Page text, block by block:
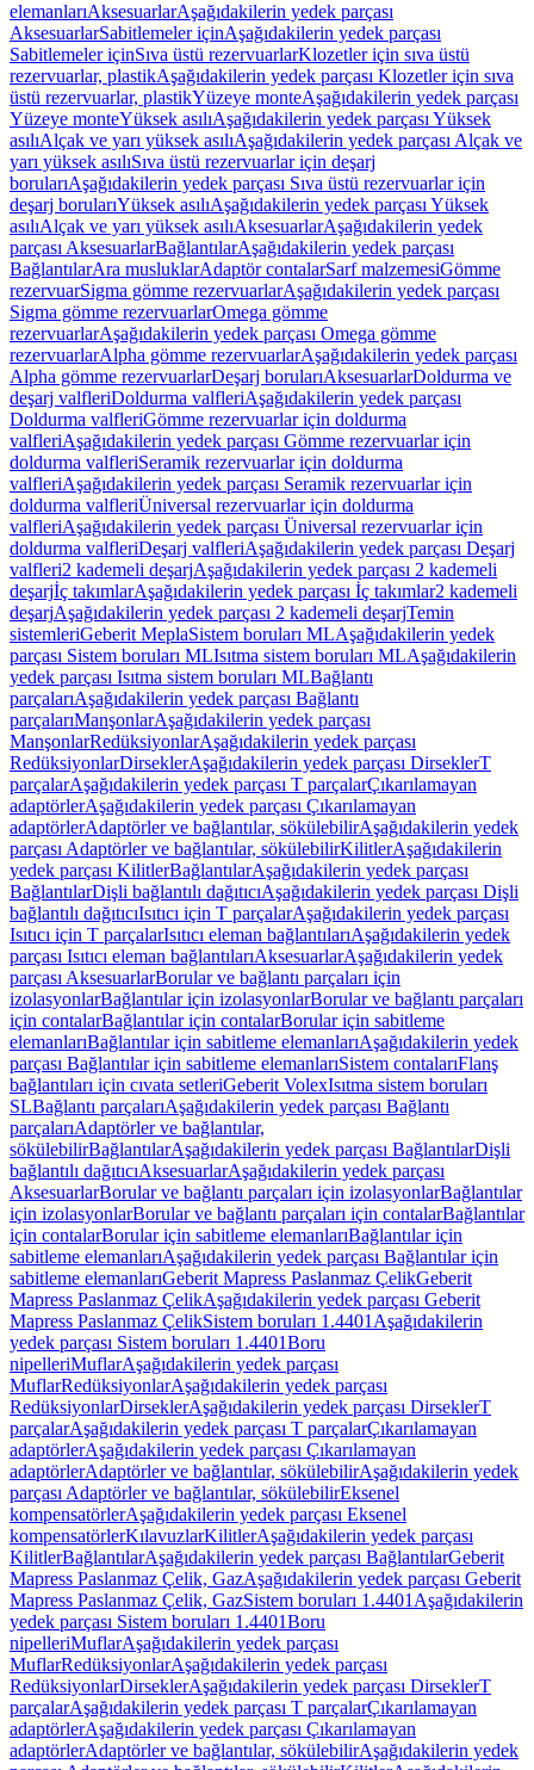
elemanlarıAksesuarlarAşağıdakilerin yedek parçası
AksesuarlarSabitlemeler içinAşağıdakilerin yedek parçası
Sabitlemeler içinSıva üstü rezervuarlarKlozetler için sıva üstü
rezervuarlar, plastikAşağıdakilerin yedek parçası Klozetler için sıva
üstü rezervuarlar, plastikYüzeye monteAşağıdakilerin yedek parçası
Yüzeye monteYüksek asılıAşağıdakilerin yedek parçası Yüksek
asılıAlçak ve yarı yüksek asılıAşağıdakilerin yedek parçası Alçak ve
yarı yüksek asılıSıva üstü rezervuarlar için deşarj
borularıAşağıdakilerin yedek parçası Sıva üstü rezervuarlar için
deşarj borularıYüksek asılıAşağıdakilerin yedek parçası Yüksek
asılıAlçak ve yarı yüksek asılıAksesuarlarAşağıdakilerin yedek
parçası AksesuarlarBağlantılarAşağıdakilerin yedek parçası
BağlantılarAra musluklarAdaptör contalarSarf malzemesiGömme
rezervuarSigma gömme rezervuarlarAşağıdakilerin yedek parçası
Sigma gömme rezervuarlarOmega gömme
rezervuarlarAşağıdakilerin yedek parçası Omega gömme
rezervuarlarAlpha gömme rezervuarlarAşağıdakilerin yedek parçası
Alpha gömme rezervuarlarDeşarj borularıAksesuarlarDoldurma ve
deşarj valfleriDoldurma valfleriAşağıdakilerin yedek parçası
Doldurma valfleriGömme rezervuarlar için doldurma
valfleriAşağıdakilerin yedek parçası Gömme rezervuarlar için
doldurma valfleriSeramik rezervuarlar için doldurma
valfleriAşağıdakilerin yedek parçası Seramik rezervuarlar için
doldurma valfleriÜniversal rezervuarlar için doldurma
valfleriAşağıdakilerin yedek parçası Üniversal rezervuarlar için
doldurma valfleriDeşarj valfleriAşağıdakilerin yedek parçası Deşarj
valfleri2 kademeli deşarjAşağıdakilerin yedek parçası 2 kademeli
deşarjİç takımlarAşağıdakilerin yedek parçası İç takımlar2 kademeli
deşarjAşağıdakilerin yedek parçası 2 kademeli deşarjTemin
sistemleriGeberit MeplaSistem boruları MLAşağıdakilerin yedek
parçası Sistem boruları MLIsıtma sistem boruları MLAşağıdakilerin
yedek parçası Isıtma sistem boruları MLBağlantı
parçalarıAşağıdakilerin yedek parçası Bağlantı
parçalarıManşonlarAşağıdakilerin yedek parçası
ManşonlarRedüksiyonlarAşağıdakilerin yedek parçası
RedüksiyonlarDirseklerAşağıdakilerin yedek parçası DirseklerT
parçalarAşağıdakilerin yedek parçası T parçalarÇıkarılamayan
adaptörlerAşağıdakilerin yedek parçası Çıkarılamayan
adaptörlerAdaptörler ve bağlantılar, sökülebilirAşağıdakilerin yedek
parçası Adaptörler ve bağlantılar, sökülebilirKilitlerAşağıdakilerin
yedek parçası KilitlerBağlantılarAşağıdakilerin yedek parçası
BağlantılarDişli bağlantılı dağıtıcıAşağıdakilerin yedek parçası Dişli
bağlantılı dağıtıcıIsıtıcı için T parçalarAşağıdakilerin yedek parçası
Isıtıcı için T parçalarIsıtıcı eleman bağlantılarıAşağıdakilerin yedek
parçası Isıtıcı eleman bağlantılarıAksesuarlarAşağıdakilerin yedek
parçası AksesuarlarBorular ve bağlantı parçaları için
izolasyonlarBağlantılar için izolasyonlarBorular ve bağlantı parçaları
için contalarBağlantılar için contalarBorular için sabitleme
elemanlarıBağlantılar için sabitleme elemanlarıAşağıdakilerin yedek
parçası Bağlantılar için sabitleme elemanlarıSistem contalarıFlanş
bağlantıları için cıvata setleriGeberit VolexIsıtma sistem boruları
SLBağlantı parçalarıAşağıdakilerin yedek parçası Bağlantı
parçalarıAdaptörler ve bağlantılar,
sökülebilirBağlantılarAşağıdakilerin yedek parçası BağlantılarDişli
bağlantılı dağıtıcıAksesuarlarAşağıdakilerin yedek parçası
AksesuarlarBorular ve bağlantı parçaları için izolasyonlarBağlantılar
için izolasyonlarBorular ve bağlantı parçaları için contalarBağlantılar
için contalarBorular için sabitleme elemanlarıBağlantılar için
sabitleme elemanlarıAşağıdakilerin yedek parçası Bağlantılar için
sabitleme elemanlarıGeberit Mapress Paslanmaz ÇelikGeberit
Mapress Paslanmaz ÇelikAşağıdakilerin yedek parçası Geberit
Mapress Paslanmaz ÇelikSistem boruları 1.4401 Aşağıdakilerin
yedek parçası Sistem boruları 1.4401Boru
nipelleriMuflarAşağıdakilerin yedek parçası
MuflarRedüksiyonlarAşağıdakilerin yedek parçası
RedüksiyonlarDirseklerAşağıdakilerin yedek parçası DirseklerT
parçalarAşağıdakilerin yedek parçası T parçalarÇıkarılamayan
adaptörlerAşağıdakilerin yedek parçası Çıkarılamayan
adaptörlerAdaptörler ve bağlantılar, sökülebilirAşağıdakilerin yedek
parçası Adaptörler ve bağlantılar, sökülebilirEksenel
kompensatörlerAşağıdakilerin yedek parçası Eksenel
kompensatörlerKılavuzlarKilitlerAşağıdakilerin yedek parçası
KilitlerBağlantılarAşağıdakilerin yedek parçası BağlantılarGeberit
Mapress Paslanmaz Çelik, GazAşağıdakilerin yedek parçası Geberit
Mapress Paslanmaz Çelik, GazSistem boruları 1.4401 Aşağıdakilerin
yedek parçası Sistem boruları 1.4401Boru
nipelleriMuflarAşağıdakilerin yedek parçası
MuflarRedüksiyonlarAşağıdakilerin yedek parçası
RedüksiyonlarDirseklerAşağıdakilerin yedek parçası DirseklerT
parçalarAşağıdakilerin yedek parçası T parçalarÇıkarılamayan
adaptörlerAşağıdakilerin yedek parçası Çıkarılamayan
adaptörlerAdaptörler ve bağlantılar, sökülebilirAşağıdakilerin yedek